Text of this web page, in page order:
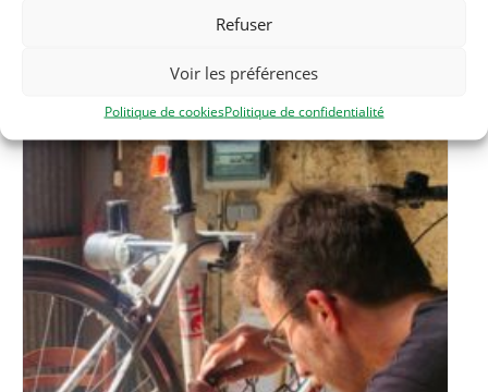
Refuser
Voir les préférences
Politique de cookiesPolitique de confidentialité
Related Évènements